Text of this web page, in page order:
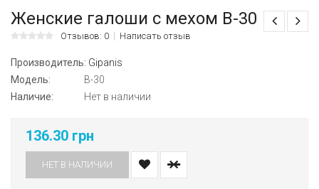
Женские галоши с мехом В-30
Отзывов: 0 Написать отзыв
Производитель: Gipanis
Модель:
В-30
Наличие:
Нет в наличии
136.30 грн
НЕТ В НАЛИЧИИ